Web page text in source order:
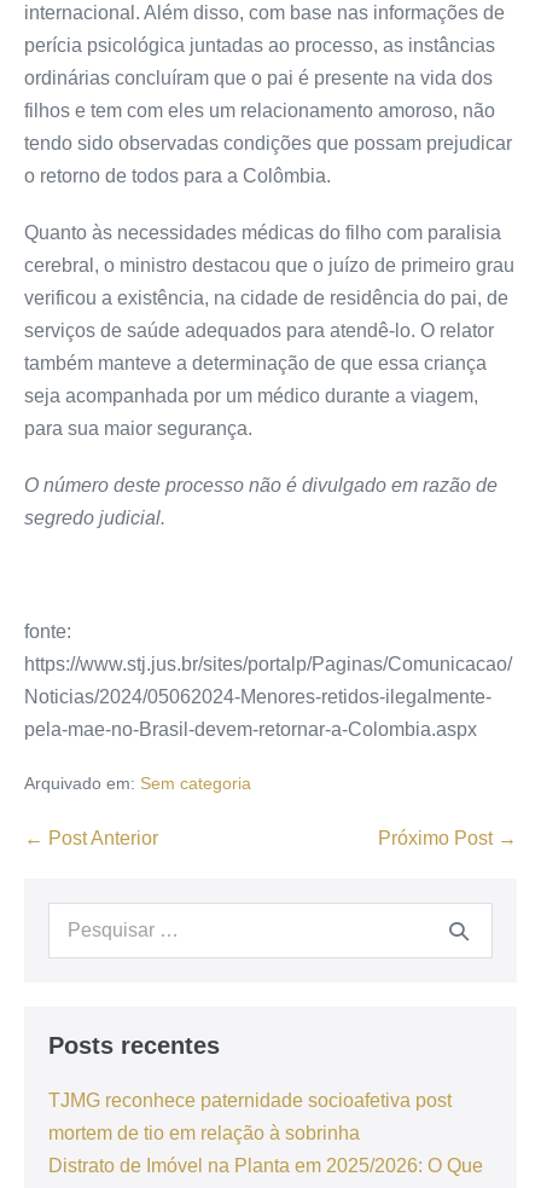
internacional. Além disso, com base nas informações de
perícia psicológica juntadas ao processo, as instâncias
ordinárias concluíram que o pai é presente na vida dos
filhos e tem com eles um relacionamento amoroso, não
tendo sido observadas condições que possam prejudicar
o retorno de todos para a Colômbia.
Quanto às necessidades médicas do filho com paralisia
cerebral, o ministro destacou que o juízo de primeiro grau
verificou a existência, na cidade de residência do pai, de
serviços de saúde adequados para atendê-lo. O relator
também manteve a determinação de que essa criança
seja acompanhada por um médico durante a viagem,
para sua maior segurança.
O número deste processo não é divulgado em razão de
segredo judicial.
fonte:
https://www.stj.jus.br/sites/portalp/Paginas/Comunicacao/
Noticias/2024/05062024-Menores-retidos-ilegalmente-
pela-mae-no-Brasil-devem-retornar-a-Colombia.aspx
Arquivado em: Sem categoria
← Post Anterior Próximo Post →
Posts recentes
TJMG reconhece paternidade socioafetiva post
mortem de tio em relação à sobrinha
Distrato de Imóvel na Planta em 2025/2026: O Que